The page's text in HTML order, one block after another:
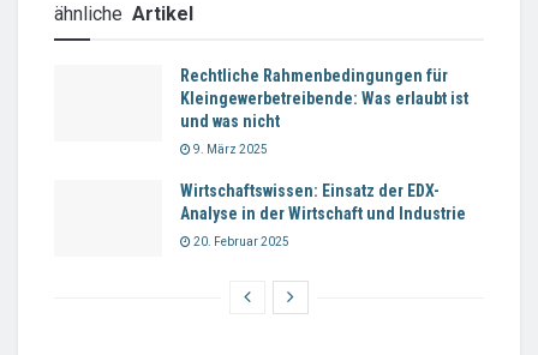
ähnliche Artikel
Rechtliche Rahmenbedingungen für
Kleingewerbetreibende: Was erlaubt ist
und was nicht
9. März 2025
Wirtschaftswissen: Einsatz der EDX-
Analyse in der Wirtschaft und Industrie
20. Februar 2025